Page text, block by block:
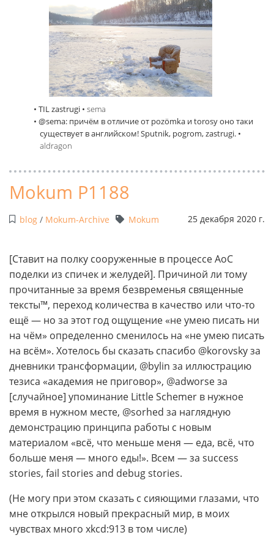
• TIL zastrugi • sema
• @sema: причём в отличие от pozömka и torosy оно таки
существует в английском! Sputnik, pogrom, zastrugi. •
aldragon
Mokum P1188
blog/ Mokum-Archive Mokum 25 декабря 2020 г.
[Ставит на полку сооруженные в процессе AoC
поделки из спичек и желудей]. Причиной ли тому
прочитанные за время безвременья священные
тексты™, переход количества в качество или что-то
ещё — но за этот год ощущение «не умею писать ни
на чём» определенно сменилось на «не умею писать
на всём». Хотелось бы сказать спасибо @korovsky за
дневники трансформации, @bylin за иллюстрацию
тезиса «академия не приговор», @adworse за
[случайное] упоминание Little Schemer в нужное
время в нужном месте, @sorhed за наглядную
демонстрацию принципа работы с новым
материалом «всё, что меньше меня — еда, всё, что
больше меня — много еды!». Всем — за success
stories, fail stories and debug stories.
(Не могу при этом сказать с сияющими глазами, что
мне открылся новый прекрасный мир, в моих
чувствах много xkcd:913 в том числе)